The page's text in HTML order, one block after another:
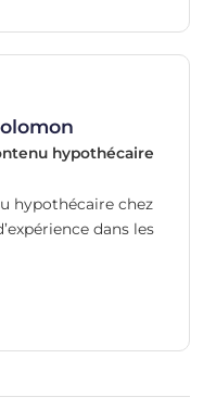
hypothécaire
hypothécaire chez
dans les